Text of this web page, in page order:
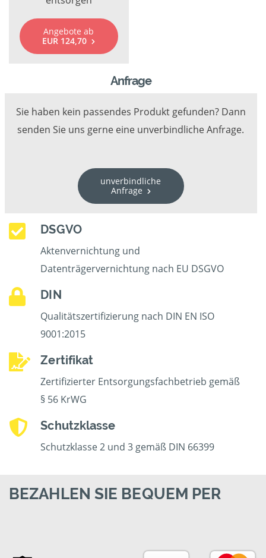
Angebote ab
EUR 124,70
Anfrage
Sie haben kein passendes Produkt gefunden? Dann
senden Sie uns gerne eine unverbindliche Anfrage.
unverbindliche
Anfrage
DSGVO
Aktenvernichtung und
Datenträgervernichtung nach EU DSGVO
DIN
Qualitätszertifizierung nach DIN EN ISO
9001:2015
Zertifikat
Zertifizierter Entsorgungsfachbetrieb gemäß
§ 56 KrWG
Schutzklasse
Schutzklasse 2 und 3 gemäß DIN 66399
BEZAHLEN SIE BEQUEM PER